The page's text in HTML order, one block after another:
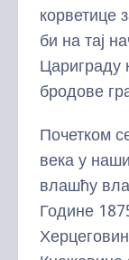
корветице
би на тај
Цариграду
бродове
Почетком
века у
влашћу
Године